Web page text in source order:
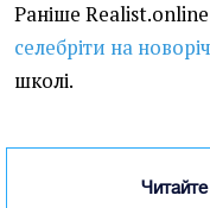
Раніше Realist.online
селебріти на
школі.